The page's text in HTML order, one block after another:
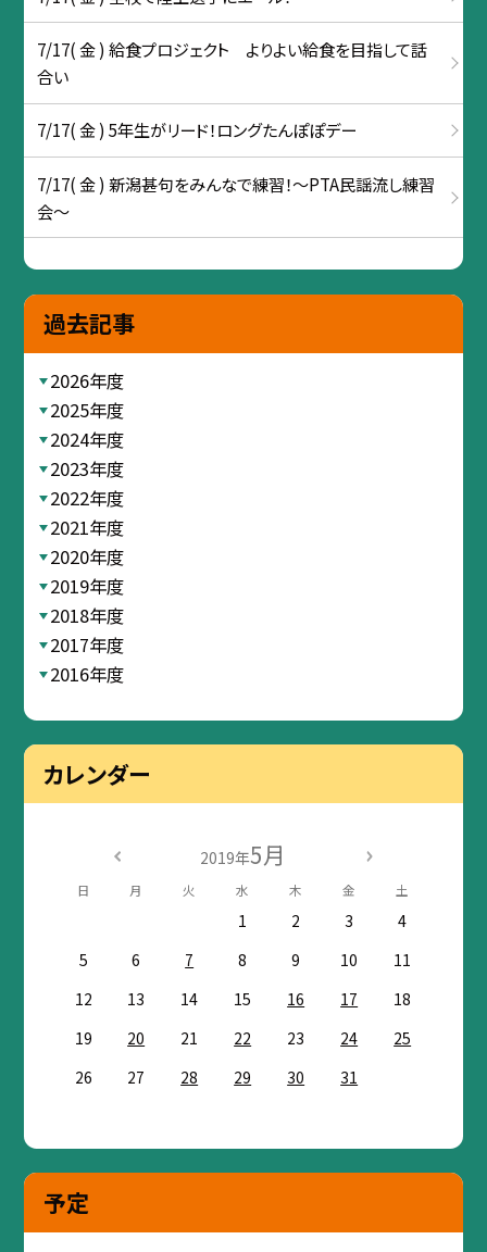
7/17( 金 ) 給食プロジェクト よりよい給食を目指して話
合い
7/17( 金 ) 5年生がリード！ロングたんぽぽデー
7/17( 金 ) 新潟甚句をみんなで練習！～PTA民謡流し練習
会～
過去記事
2026年度
2025年度
2024年度
2023年度
2022年度
2021年度
2020年度
2019年度
2018年度
2017年度
2016年度
カレンダー
2019年5月
日 月 火 水 木 金 土
1 2 3
4
5
6 7 8 9 10
11
12
13 14 15 16 17
18
19
20 21 22 23 24
25
26
27 28 29 30 31
予定